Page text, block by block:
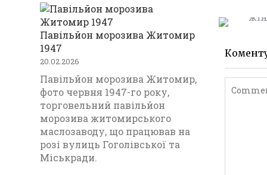
k
Павільйон морозива Житомир
1947
20.02.2026
Павільйон морозива Житомир,
фото червня 1947-го року,
торговельний павільйон
морозива житомирського
маслозаводу, що працював на
розі вулиць Гоголівської та
Міськради.